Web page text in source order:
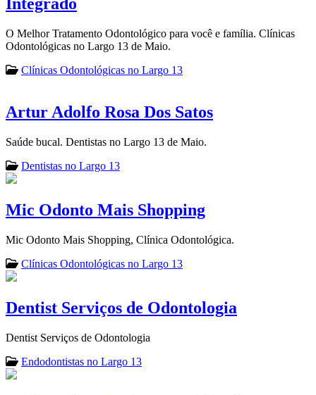
O Melhor Tratamento Odontológico para você e família. Clínicas
Odontológicas no Largo 13 de Maio.
Clínicas Odontológicas no Largo 13
Artur Adolfo Rosa Dos Satos
Saúde bucal. Dentistas no Largo 13 de Maio.
Dentistas no Largo 13
Mic Odonto Mais Shopping
Mic Odonto Mais Shopping, Clínica Odontológica.
Clínicas Odontológicas no Largo 13
Dentist Serviços de Odontologia
Dentist Serviços de Odontologia
Endodontistas no Largo 13